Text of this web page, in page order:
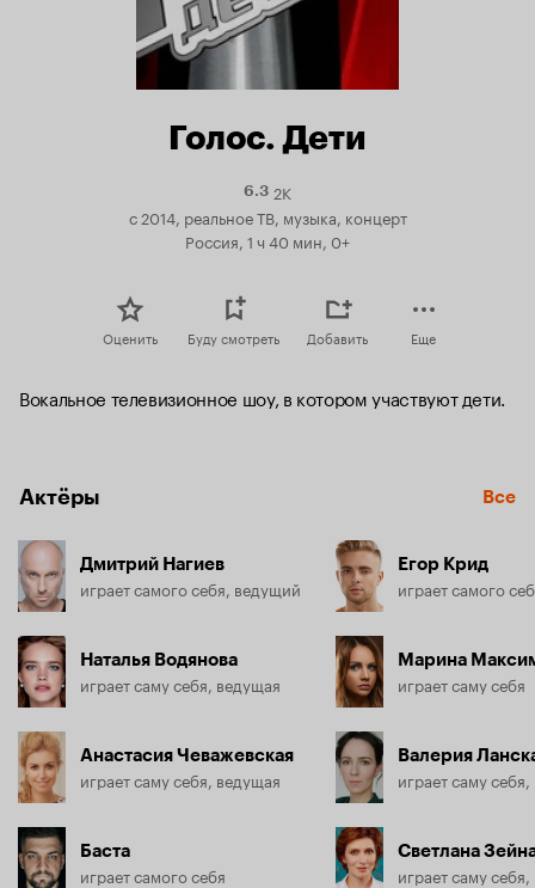
Голос. Дети
6.3Рейтинг
Кинопоиска
6.3
2K
с 2014, реальное ТВ, музыка, концерт
Россия, 1 ч 40 мин, 0+
Оценить Буду смотреть Добавить Еще
Вокальное телевизионное шоу, в котором участвуют дети.
Актёры Все
Дмитрий Нагиев
играет самого себя, ведущий
Наталья Водянова
играет саму себя, ведущая
Анастасия Чеважевская
играет саму себя, ведущая
Баста
играет самого себя
Егор Крид
играет самого
Марина
играет саму себя
Валерия
играет саму
Светлана
играет саму